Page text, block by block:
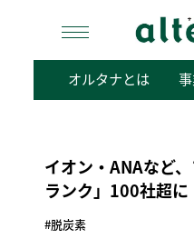
検
オルタナとは
イオン・ANAなど
ランク」100社超に
#脱炭素